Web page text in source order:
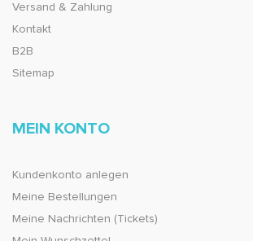
Versand & Zahlung
Kontakt
B2B
Sitemap
MEIN KONTO
Kundenkonto anlegen
Meine Bestellungen
Meine Nachrichten (Tickets)